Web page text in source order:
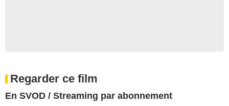
Regarder ce film
En SVOD / Streaming par abonnement